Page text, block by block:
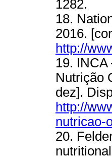
18.
2016.
http://
19.
Nutrição
dez].
http://
nutricao-
20.